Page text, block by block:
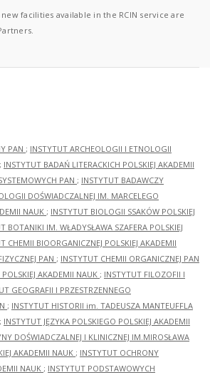
facilities available in the RCIN service are
PAN ; INSTYTUT ARCHEOLOGII I ETNOLOGII
; INSTYTUT BADAŃ LITERACKICH POLSKIEJ AKADEMII
PAN ; INSTYTUT BADAWCZY
DOŚWIADCZALNEJ IM. MARCELEGO
NAUK ; INSTYTUT BIOLOGII SSAKÓW POLSKIEJ
BOTANIKI IM. WŁADYSŁAWA SZAFERA POLSKIEJ
CHEMII BIOORGANICZNEJ POLSKIEJ AKADEMII
PAN ; INSTYTUT CHEMII ORGANICZNEJ PAN
AKADEMII NAUK ; INSTYTUT FILOZOFII I
GEOGRAFII I PRZESTRZENNEGO
; INSTYTUT HISTORII im. TADEUSZA MANTEUFFLA
; INSTYTUT JĘZYKA POLSKIEGO POLSKIEJ AKADEMII
DOŚWIADCZALNEJ I KLINICZNEJ IM.MIROSŁAWA
AKADEMII NAUK ; INSTYTUT OCHRONY
NAUK ; INSTYTUT PODSTAWOWYCH